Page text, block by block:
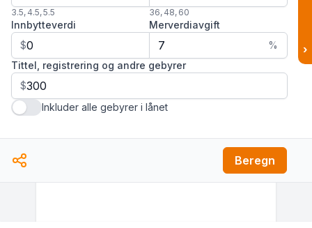
3.5, 4.5,5.5 36, 48, 60
Innbytteverdi
$
Merverdiavgift
%
Tittel, registrering og andre gebyrer
$
Inkluder alle gebyrer i lånet
Beregn
›